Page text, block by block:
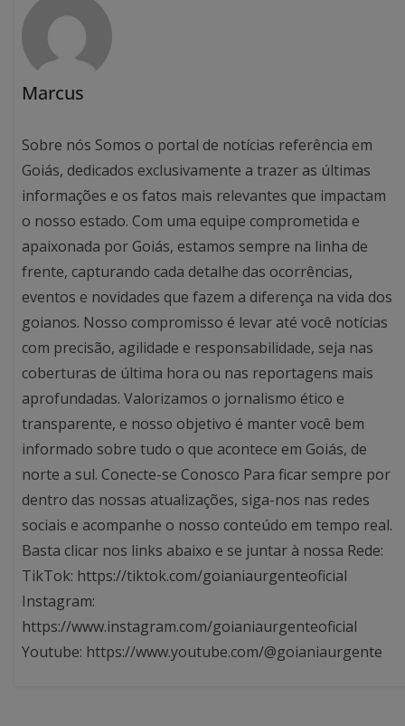
Marcus
Sobre nós Somos o portal de notícias referência em
Goiás, dedicados exclusivamente a trazer as últimas
informações e os fatos mais relevantes que impactam
o nosso estado. Com uma equipe comprometida e
apaixonada por Goiás, estamos sempre na linha de
frente, capturando cada detalhe das ocorrências,
eventos e novidades que fazem a diferença na vida dos
goianos. Nosso compromisso é levar até você notícias
com precisão, agilidade e responsabilidade, seja nas
coberturas de última hora ou nas reportagens mais
aprofundadas. Valorizamos o jornalismo ético e
transparente, e nosso objetivo é manter você bem
informado sobre tudo o que acontece em Goiás, de
norte a sul. Conecte-se Conosco Para ficar sempre por
dentro das nossas atualizações, siga-nos nas redes
sociais e acompanhe o nosso conteúdo em tempo real.
Basta clicar nos links abaixo e se juntar à nossa Rede:
TikTok: https://tiktok.com/goianiaurgenteoficial
Instagram:
https://www.instagram.com/goianiaurgenteoficial
Youtube: https://www.youtube.com/@goianiaurgente